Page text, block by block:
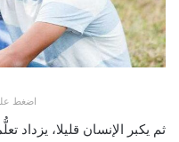
اضغط
ثم يكبر الإنسان قليلا، يزداد